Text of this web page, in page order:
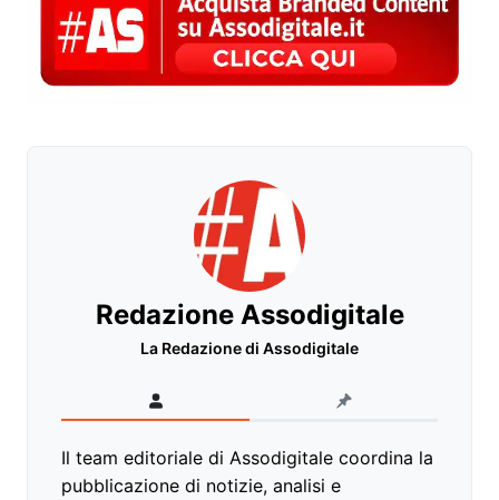
Redazione Assodigitale
La Redazione di Assodigitale
Il team editoriale di Assodigitale coordina la
pubblicazione di notizie, analisi e